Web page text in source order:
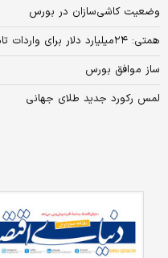
وضعیت کاشی‏‏‌سازان در بورس
همتی: ۲۴میلیارد دلار برای واردات تامین کردیم
ساز موافق بورس
لمس رکورد جدید طلای جهانی